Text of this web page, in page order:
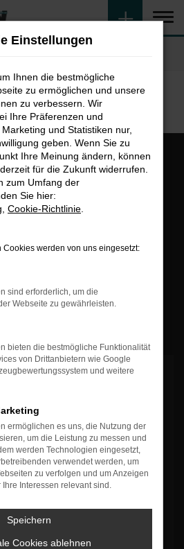
4,8
wie beschrieben
vonwww.google.com zu laden. Dabei
werden. Wenn Sie damit
klicken Sie bitte auf "Bestätigen".
Einstellungen
Ihnen die bestmögliche
zu ermöglichen und unsere
zu verbessern. Wir
Ihre Präferenzen und
und Statistiken nur,
geben. Wenn Sie zu
Ihre Meinung ändern, können
für die Zukunft widerrufen.
zum Umfang der
Sie hier:
Cookie-Richtlinie
Cookies werden von uns eingesetzt:
sind erforderlich, um die
Webseite zu gewährleisten.
bieten die bestmögliche Funktionalität
von Drittanbietern wie Google
und weitere
ermöglichen es uns, die Nutzung der
um die Leistung zu messen und
werden Technologien eingesetzt,
verwendet werden, um
zu verfolgen und um Anzeigen
Interessen relevant sind.
Speichern
Cookies ablehnen